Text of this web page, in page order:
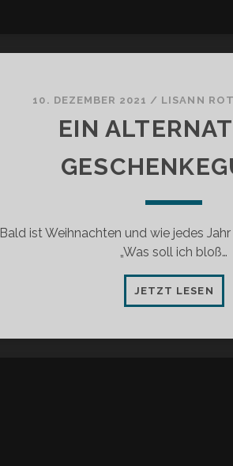
10. DEZEMBER 2021 / LISANN
EIN
Bald ist Weihnachten und wie jedes
„Was soll ich bloß…
JETZT LESEN